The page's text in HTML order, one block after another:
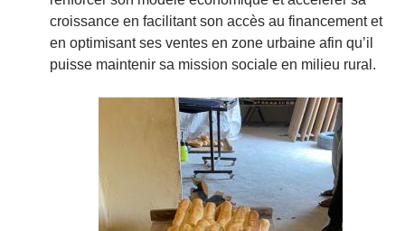
croissance en facilitant son accès au financement et
en optimisant ses ventes en zone urbaine afin qu’il
puisse maintenir sa mission sociale en milieu rural.